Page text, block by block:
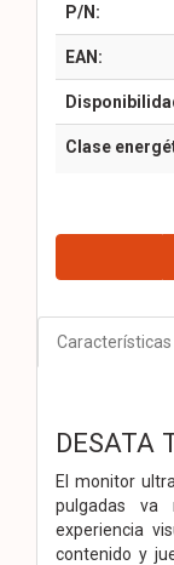
P/N:
EAN:
Clase
Características
DESATA
El monitor
pulgadas va
experiencia
contenido y